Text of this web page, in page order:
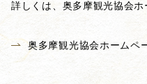
詳しくは、奥多摩観光協会ホ
奥多摩観光協会ホームペ